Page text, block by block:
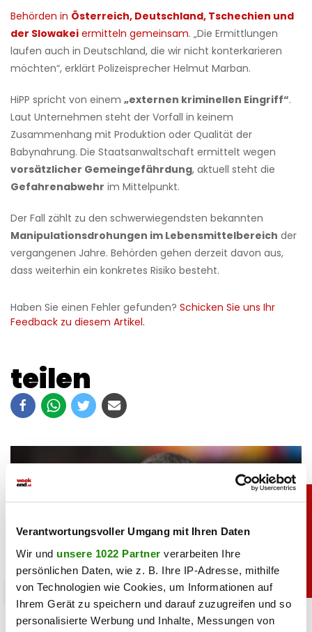
Verantwortungsvoller Umgang mit Ihren Daten
Wir und unsere 1022 Partner verarbeiten Ihre
persönlichen Daten, wie z. B. Ihre IP-Adresse, mithilfe
von Technologien wie Cookies, um Informationen auf
Ihrem Gerät zu speichern und darauf zuzugreifen und so
personalisierte Werbung und Inhalte, Messungen von
Behörden in Österreich, Deutschland, Tschechien und
der Slowakei ermitteln gemeinsam. „Die Ermittlungen
laufen auch in Deutschland, die wir nicht konterkarieren
möchten“, erklärt Polizeisprecher Helmut Marban.
HiPP spricht von einem „externen kriminellen Eingriff“.
Laut Unternehmen steht der Vorfall in keinem
Zusammenhang mit Produktion oder Qualität der
Babynahrung. Die Staatsanwaltschaft ermittelt wegen
vorsätzlicher Gemeingefährdung, aktuell steht die
Gefahrenabwehr im Mittelpunkt.
Der Fall zählt zu den schwerwiegendsten bekannten
Manipulationsdrohungen im Lebensmittelbereich der
vergangenen Jahre. Behörden gehen derzeit davon aus,
dass weiterhin ein konkretes Risiko besteht.
Haben Sie einen Fehler gefunden? Schicken Sie uns Ihr
Feedback zu diesem Artikel.
teilen
sport
Laut Buchmachern: David Alaba geht zu